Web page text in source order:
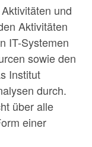
und
Aktivitäten
IT-Systemen
sowie den
Institut
durch.
über alle
einer